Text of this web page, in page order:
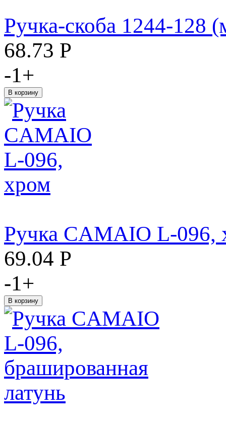
Ручка-скоба 1244-128
68.73 Р
-1+
Ручка CAMAIO L-096,
69.04 Р
-1+